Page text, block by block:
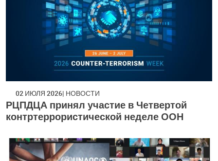
02 ИЮЛЯ 2026 НОВОСТИ
РЦПДЦА принял участие в Четвертой
контртеррористической неделе ООН